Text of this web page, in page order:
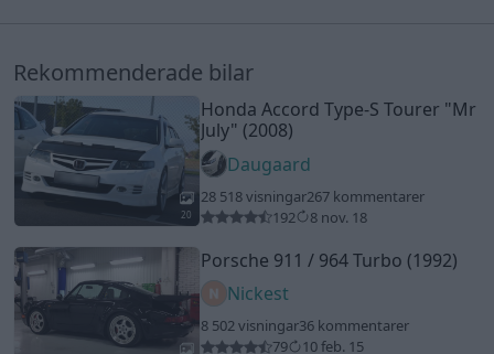
Rekommenderade bilar
20
Honda Accord Type-S Tourer "Mr
July" (2008)
Daugaard
28 518 visningar267 kommentarer
192
8 nov. 18
Porsche 911 / 964 Turbo (1992)
Nickest
8 502 visningar36 kommentarer
79
10 feb. 15